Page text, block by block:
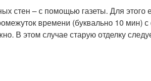
стен – с помощью газеты. Для этого
времени (буквально 10 мин) с
В этом случае старую отделку